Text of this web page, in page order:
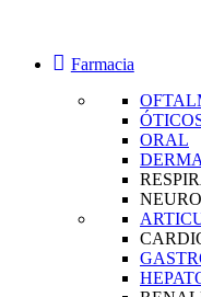
Farmacia
ORAL